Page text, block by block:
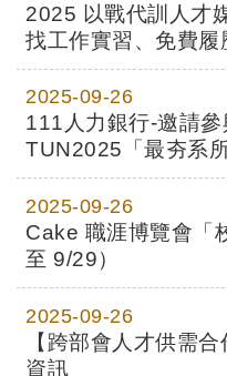
2025 以戰代訓人才
找工作實習、免費
這！連結
2025-09-26
111人力銀行-邀請參
TUN2025「最夯系所 創意短影音」大賽 一
展現系所特色與榮耀
2025-09-26
Cake 職涯博覽會「
至 9/29）
2025-09-26
【跨部會人才供需
資訊